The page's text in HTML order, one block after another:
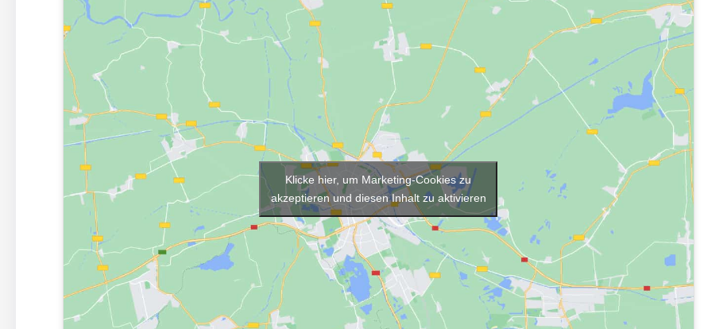
Klicke hier, um Marketing-Cookies zu
akzeptieren und diesen Inhalt zu aktivieren